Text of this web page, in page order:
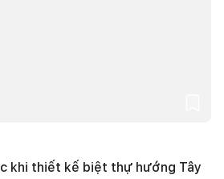
khi thiết kế biệt thự hướng Tây